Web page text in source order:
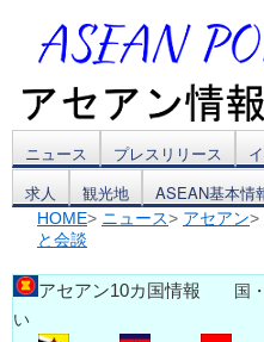
コ
ン
ン
ツ
ニュース プレスリリース
求人
観光地 ASEAN基本情
HOME> ニュース> アセアン>
と会談
アセアン10カ国情報 国・
い